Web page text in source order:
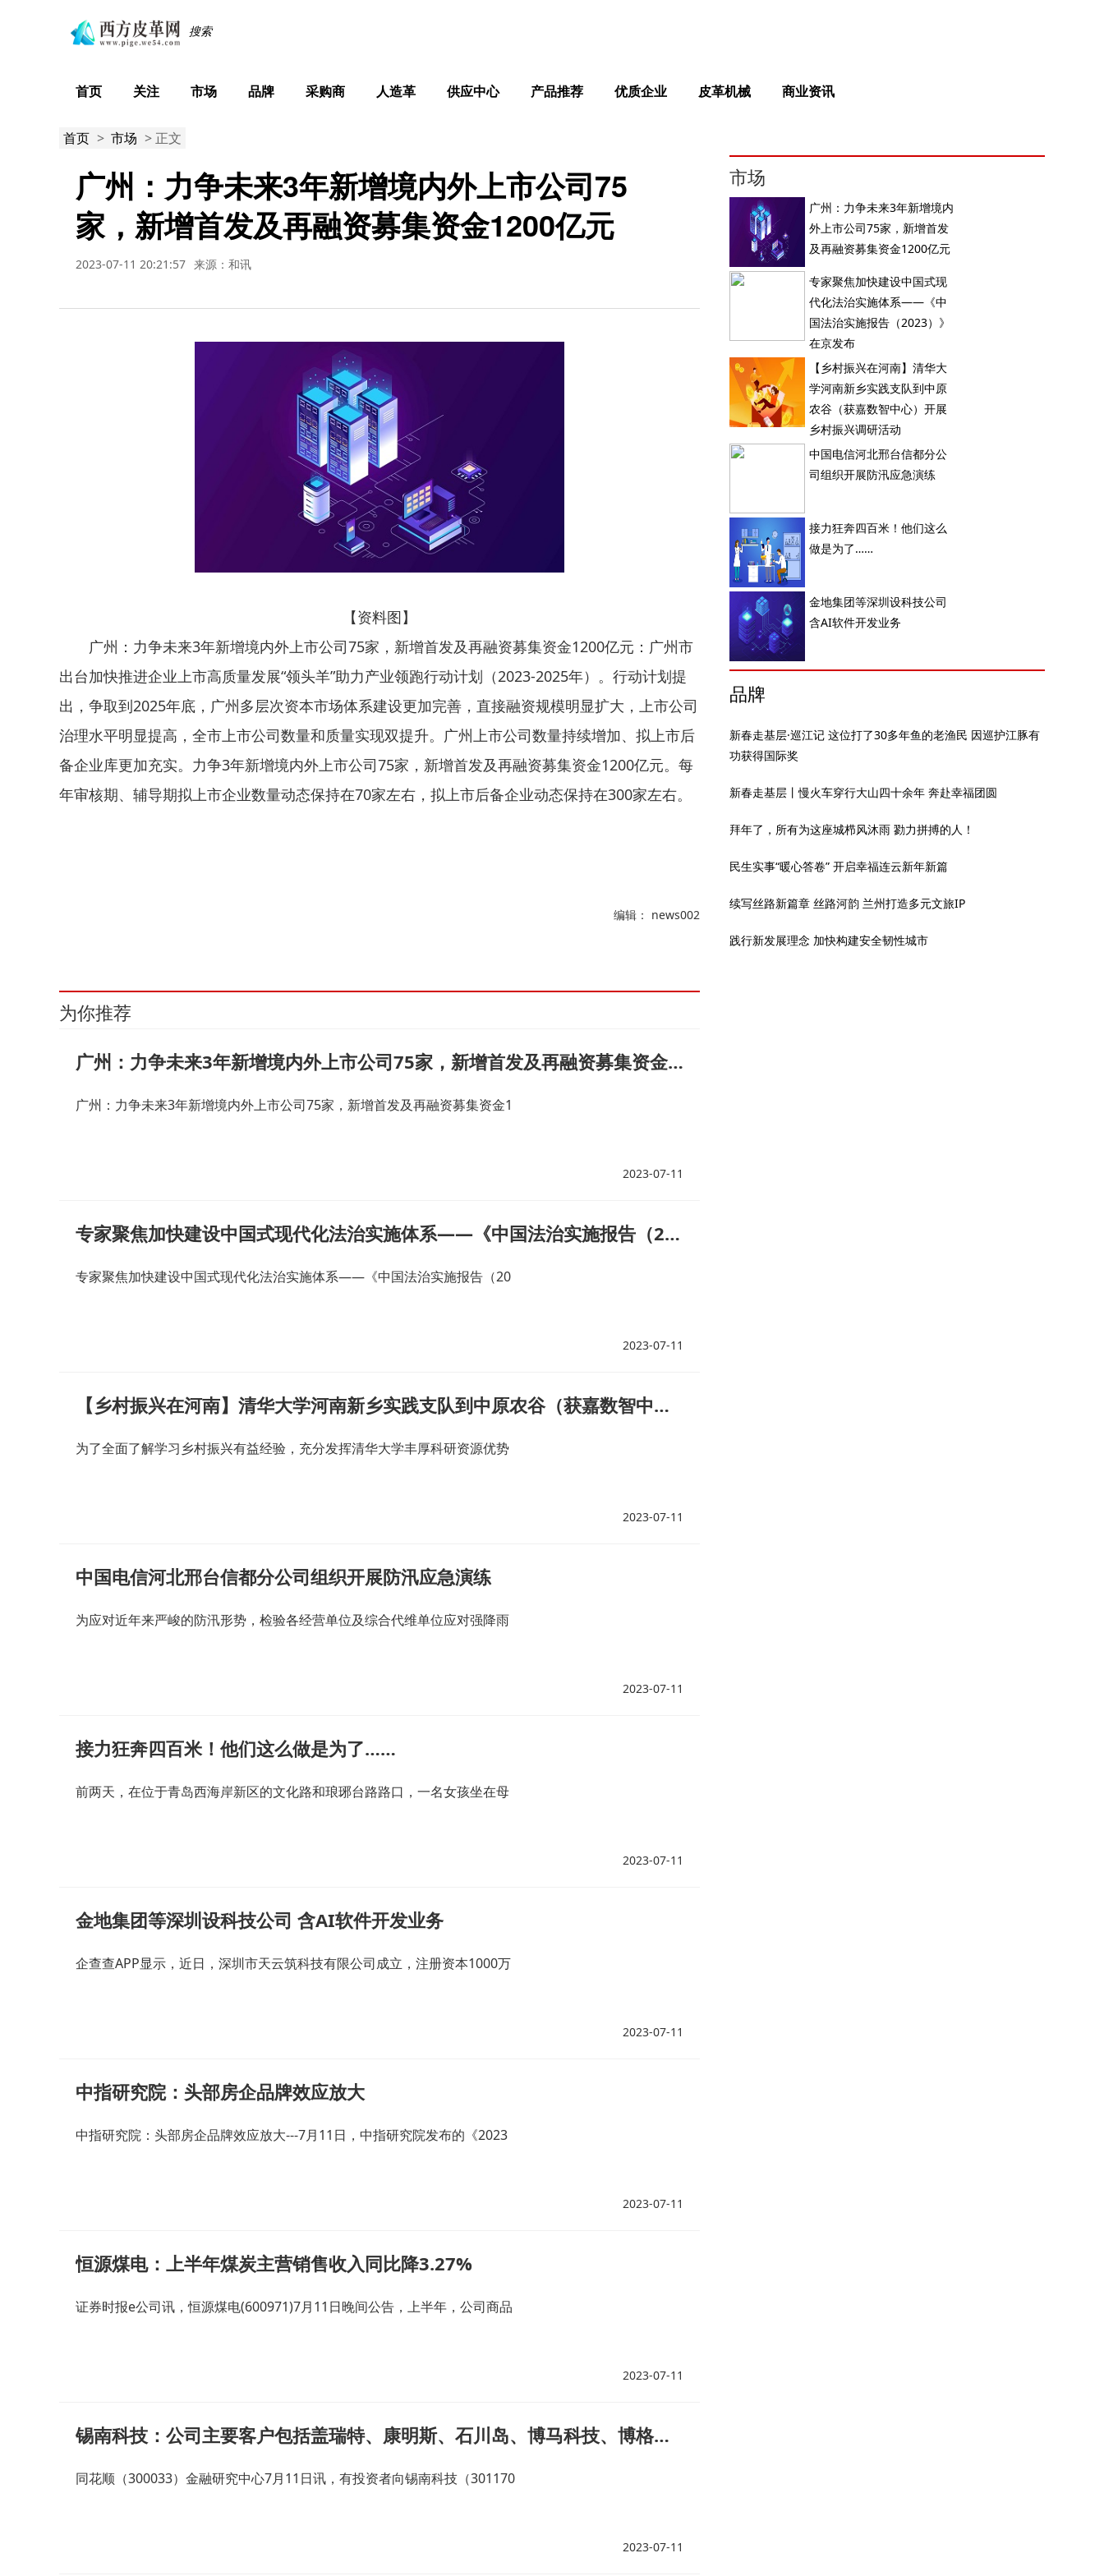
首页 关注 市场 品牌 采购商 人造革 供应中心 产品推荐 优质企业 皮革机械 商业资讯
首页 > 市场 > 正文
广州：力争未来3年新增境内外上市公司75
家，新增首发及再融资募集资金1200亿元
2023-07-11 20:21:57 来源：和讯
【资料图】
广州：力争未来3年新增境内外上市公司75家，新增首发及再融资募集资金1200亿元：广州市
出台加快推进企业上市高质量发展“领头羊”助力产业领跑行动计划（2023-2025年）。行动计划提
出，争取到2025年底，广州多层次资本市场体系建设更加完善，直接融资规模明显扩大，上市公司
治理水平明显提高，全市上市公司数量和质量实现双提升。广州上市公司数量持续增加、拟上市后
备企业库更加充实。力争3年新增境内外上市公司75家，新增首发及再融资募集资金1200亿元。每
年审核期、辅导期拟上市企业数量动态保持在70家左右，拟上市后备企业动态保持在300家左右。
编辑： news002
为你推荐
广州：力争未来3年新增境内外上市公司75家，新增首发及再融资募集资金1200亿元
广州：力争未来3年新增境内外上市公司75家，新增首发及再融资募集资金1
2023-07-11
专家聚焦加快建设中国式现代化法治实施体系——《中国法治实施报告（2023）》在京发布
专家聚焦加快建设中国式现代化法治实施体系——《中国法治实施报告（20
2023-07-11
【乡村振兴在河南】清华大学河南新乡实践支队到中原农谷（获嘉数智中心）开展乡村振兴调研活动
为了全面了解学习乡村振兴有益经验，充分发挥清华大学丰厚科研资源优势
2023-07-11
中国电信河北邢台信都分公司组织开展防汛应急演练
为应对近年来严峻的防汛形势，检验各经营单位及综合代维单位应对强降雨
2023-07-11
接力狂奔四百米！他们这么做是为了……
前两天，在位于青岛西海岸新区的文化路和琅琊台路路口，一名女孩坐在母
2023-07-11
金地集团等深圳设科技公司 含AI软件开发业务
企查查APP显示，近日，深圳市天云筑科技有限公司成立，注册资本1000万
2023-07-11
中指研究院：头部房企品牌效应放大
中指研究院：头部房企品牌效应放大---7月11日，中指研究院发布的《2023
2023-07-11
恒源煤电：上半年煤炭主营销售收入同比降3.27%
证券时报e公司讯，恒源煤电(600971)7月11日晚间公告，上半年，公司商品
2023-07-11
锡南科技：公司主要客户包括盖瑞特、康明斯、石川岛、博马科技、博格华纳、等世界知名涡轮增压器一级零部件厂商
同花顺（300033）金融研究中心7月11日讯，有投资者向锡南科技（301170
2023-07-11
市场
广州：力争未来3年新增境内
外上市公司75家，新增首发
及再融资募集资金1200亿元
专家聚焦加快建设中国式现
代化法治实施体系——《中
国法治实施报告（2023）》
在京发布
【乡村振兴在河南】清华大
学河南新乡实践支队到中原
农谷（获嘉数智中心）开展
乡村振兴调研活动
中国电信河北邢台信都分公
司组织开展防汛应急演练
接力狂奔四百米！他们这么
做是为了……
金地集团等深圳设科技公司
含AI软件开发业务
品牌
新春走基层·巡江记 这位打了30多年鱼的老渔民 因巡护江豚有
功获得国际奖
新春走基层丨慢火车穿行大山四十余年 奔赴幸福团圆
拜年了，所有为这座城栉风沐雨 勠力拼搏的人！
民生实事“暖心答卷” 开启幸福连云新年新篇
续写丝路新篇章 丝路河韵 兰州打造多元文旅IP
践行新发展理念 加快构建安全韧性城市